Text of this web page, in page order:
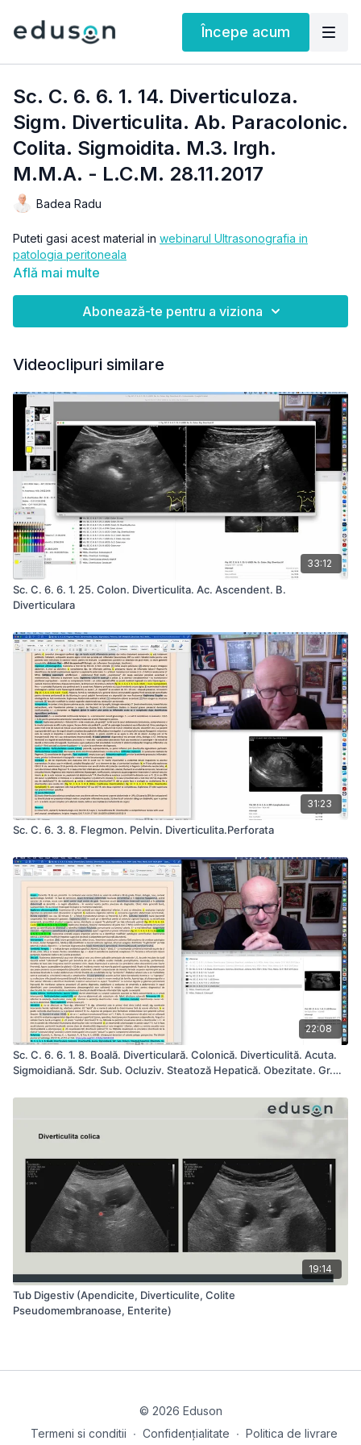
Începe acum
Sc. C. 6. 6. 1. 14. Diverticuloza.
Sigm. Diverticulita. Ab. Paracolonic.
Colita. Sigmoidita. M.3. Irgh.
M.M.A. - L.C.M. 28.11.2017
Badea Radu
Puteti gasi acest material in webinarul Ultrasonografia in
patologia peritoneala
Află mai multe
Abonează-te pentru a viziona
Videoclipuri similare
33:12
Sc. C. 6. 6. 1. 25. Colon. Diverticulita. Ac. Ascendent. B.
Diverticulara
31:23
Sc. C. 6. 3. 8. Flegmon. Pelvin. Diverticulita.Perforata
22:08
Sc. C. 6. 6. 1. 8. Boală. Diverticulară. Colonică. Diverticulită. Acuta.
Sigmoidiană. Sdr. Sub. Ocluziv. Steatoză Hepatică. Obezitate. Gr.
19:14
Tub Digestiv (Apendicite, Diverticulite, Colite
Pseudomembranoase, Enterite)
© 2026 Eduson
Termeni si conditii ∙ Confidențialitate ∙ Politica de livrare